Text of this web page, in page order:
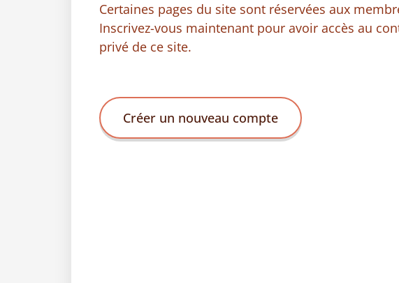
Certaines pages du site sont réservées aux
Inscrivez-vous maintenant pour avoir accès au
privé de ce site.
Créer un nouveau compte